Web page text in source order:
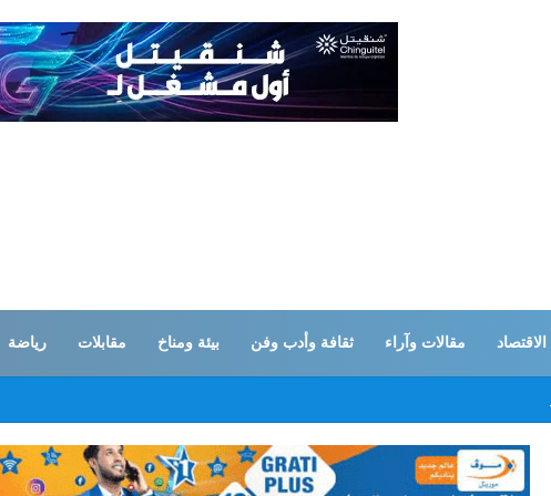
الاقتصاد مقالات وآراء ثقافة وأدب وفن بيئة ومناخ مقابلات رياضة
والمسيرات… القوات المسلحة اليمنية تستهدف تحشدات سعودية بـ”صحن الجن” في مأرب